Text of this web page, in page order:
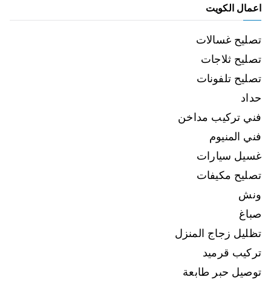
اعمال الكويت
تصليح غسالات
تصليح ثلاجات
تصليح تلفونات
حداد
فني تركيب مداخن
فني المنيوم
غسيل سيارات
تصليح مكيفات
ونش
صباغ
تظليل زجاج المنزل
تركيب قرميد
توصيل حبر طابعة